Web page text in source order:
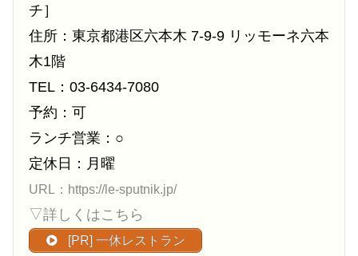
チ］
住所：東京都港区六本木 7-9-9 リッモーネ六本
木1階
TEL：03-6434-7080
予約：可
ランチ営業：○
定休日：月曜
URL：https://le-sputnik.jp/
▽詳しくはこちら
[PR] 一休レストラン